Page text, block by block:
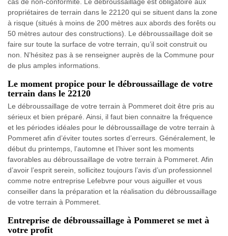
cas de non-conformité. Le débroussaillage est obligatoire aux
propriétaires de terrain dans le 22120 qui se situent dans la zone
à risque (situés à moins de 200 mètres aux abords des forêts ou
50 mètres autour des constructions). Le débroussaillage doit se
faire sur toute la surface de votre terrain, qu’il soit construit ou
non. N’hésitez pas à se renseigner auprès de la Commune pour
de plus amples informations.
Le moment propice pour le débroussaillage de votre
terrain dans le 22120
Le débroussaillage de votre terrain à Pommeret doit être pris au
sérieux et bien préparé. Ainsi, il faut bien connaitre la fréquence
et les périodes idéales pour le débroussaillage de votre terrain à
Pommeret afin d’éviter toutes sortes d’erreurs. Généralement, le
début du printemps, l’automne et l’hiver sont les moments
favorables au débroussaillage de votre terrain à Pommeret. Afin
d’avoir l’esprit serein, sollicitez toujours l’avis d’un professionnel
comme notre entreprise Lefebvre pour vous aiguiller et vous
conseiller dans la préparation et la réalisation du débroussaillage
de votre terrain à Pommeret.
Entreprise de débroussaillage à Pommeret se met à
votre profit